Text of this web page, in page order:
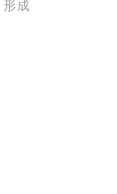
形成